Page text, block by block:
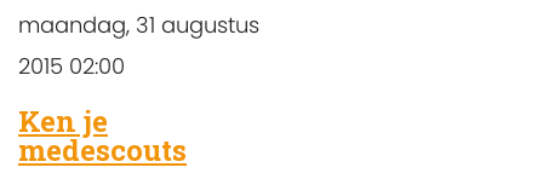
maandag, 31 augustus
2015 02:00
Ken je
medescouts